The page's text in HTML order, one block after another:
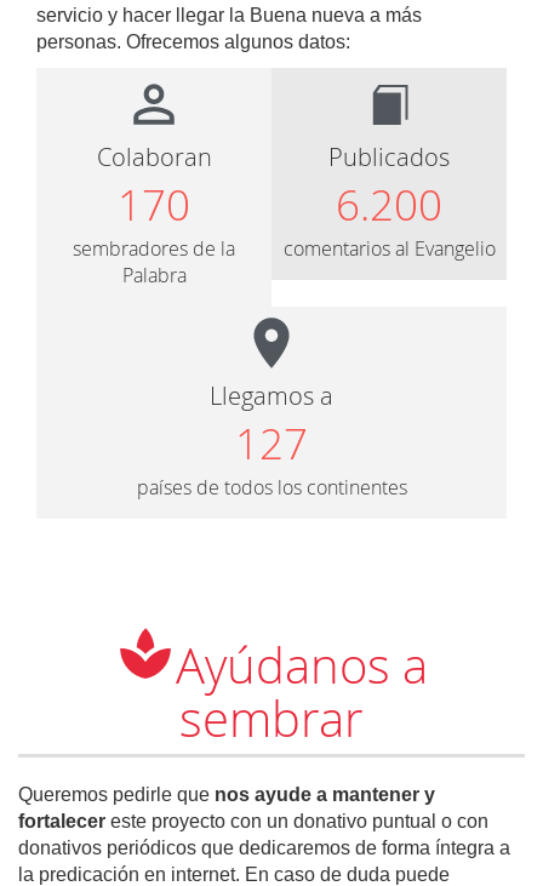
servicio y hacer llegar la Buena nueva a más
personas. Ofrecemos algunos datos:
Colaboran
170
sembradores de la
Palabra
Publicados
6.200
comentarios al Evangelio
Llegamos a
127
países de todos los continentes
Ayúdanos a
sembrar
Queremos pedirle que nos ayude a mantener y
fortalecer este proyecto con un donativo puntual o con
donativos periódicos que dedicaremos de forma íntegra a
la predicación en internet. En caso de duda puede